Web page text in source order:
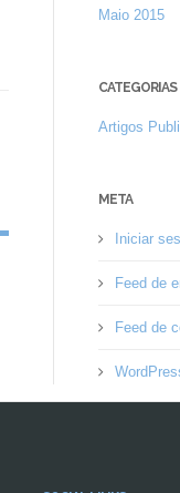
Maio 2015
CATEGORIAS
Artigos
META
Iniciar
Feed de
Feed de